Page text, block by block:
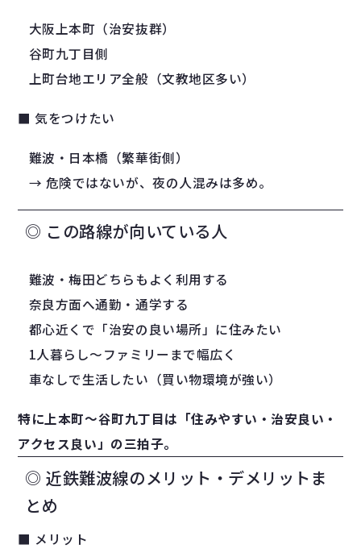
大阪上本町（治安抜群）
谷町九丁目側
上町台地エリア全般（文教地区多い）
■ 気をつけたい
難波・日本橋（繁華街側）
→ 危険ではないが、夜の人混みは多め。
◎ この路線が向いている人
難波・梅田どちらもよく利用する
奈良方面へ通勤・通学する
都心近くで「治安の良い場所」に住みたい
1人暮らし〜ファミリーまで幅広く
車なしで生活したい（買い物環境が強い）
特に上本町〜谷町九丁目は「住みやすい・治安良い・
アクセス良い」の三拍子。
◎ 近鉄難波線のメリット・デメリットま
とめ
■ メリット